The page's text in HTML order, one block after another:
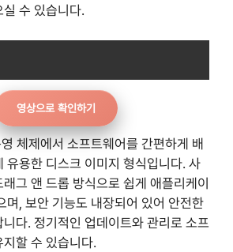
수 있습니다.
영상으로 확인하기
체제에서 소프트웨어를 간편하게 배
유용한 디스크 이미지 형식입니다. 사
그 앤 드롭 방식으로 쉽게 애플리케이
며, 보안 기능도 내장되어 있어 안전한
다. 정기적인 업데이트와 관리로 소프
할 수 있습니다.